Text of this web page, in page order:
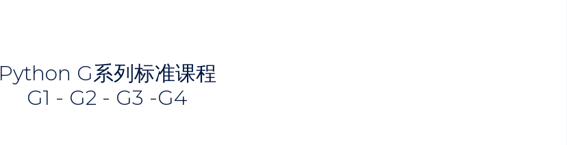
Python G系列标准课程
G1 - G2 - G3 -G4